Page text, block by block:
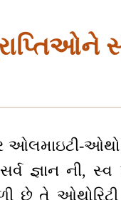
ઓલમાઇટી-
જ્ઞાન ની,
છે તે